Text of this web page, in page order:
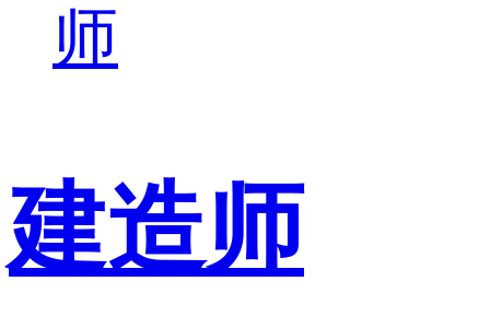
师
建造师